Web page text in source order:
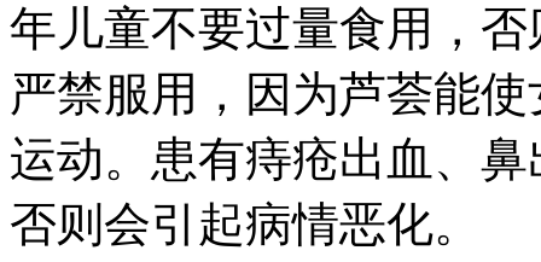
年儿童不要过量食用，
严禁服用，因为芦荟能
运动。患有痔疮出血、
否则会引起病情恶化。